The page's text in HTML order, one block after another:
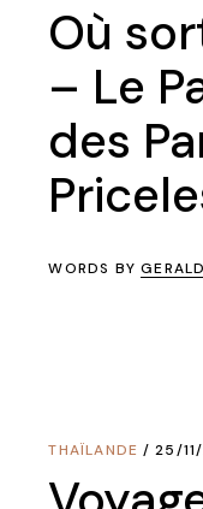
Où
– Le
des
WORDS BY
THAÏLANDE 25/